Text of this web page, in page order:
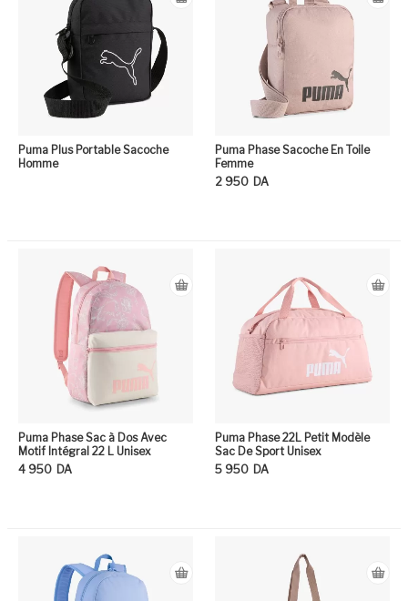
Puma Plus Portable Sacoche
Homme
Puma Phase Sacoche En Toile
Femme
2 950 DA
Puma Phase Sac à Dos Avec
Motif Intégral 22 L Unisex
4 950 DA
Puma Phase 22L Petit Modèle
Sac De Sport Unisex
5 950 DA